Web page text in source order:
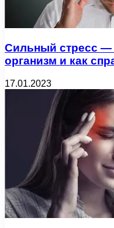
Сильный стресс —
организм и как
17.01.2023